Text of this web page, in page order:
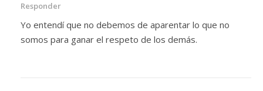
Responder
Yo entendí que no debemos de aparentar lo que no
somos para ganar el respeto de los demás.